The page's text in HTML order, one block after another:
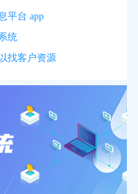
平台 app
统
找客户资源